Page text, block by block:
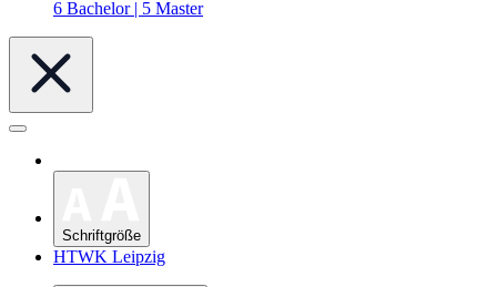
6 Bachelor | 5 Master
Schriftgröße
HTWK Leipzig